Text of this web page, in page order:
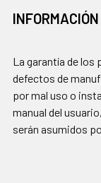
La garantía de los
defectos de
por mal uso o
manual del
serán asumidos